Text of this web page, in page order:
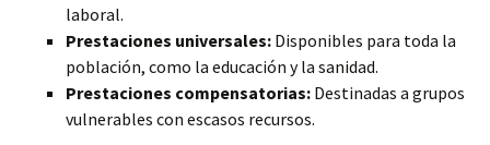
laboral.
Prestaciones universales: Disponibles para toda la
población, como la educación y la sanidad.
Prestaciones compensatorias: Destinadas a grupos
vulnerables con escasos recursos.